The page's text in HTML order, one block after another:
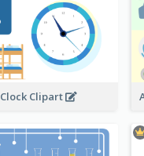
Clock Clipart